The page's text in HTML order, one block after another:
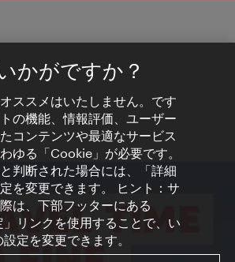
かがですか？
ススメはいたしません。です
の機能、情報評価、ユーザー
コンテンツや最適なサービス
ゆる「Cookie」が必要です。
判断された場合には、「詳細
を変更できます。 ヒント：サ
は、下部フッターにある
」リンクを使用することで、い
定を変更できます。